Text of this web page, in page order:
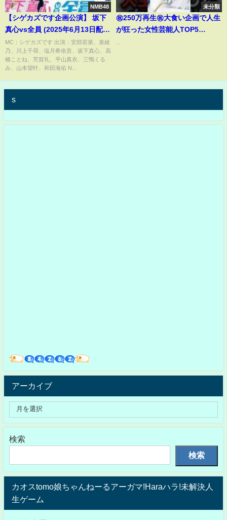
NMB48
【シゲカズです企画公演】 坂下
真心vs全員 (2025年6月13日配信
分)
MC：シゲカズです 出演：安部若菜、泉綾
乃、川上千尋、塩月希依音、坂下真心、高
橋ことね、芳賀礼、平山真衣、三鴨くる
み、山本望叶、和田海佑 N...
未分類
㊗️250万再生㊗️大食い企画で人生
が狂った女性芸能人TOP5
s
アーカイブ
検索
検索
カオスtomo娘ちゃんねーるアーガマ!Haraハラ!未解決人
生ゲーム